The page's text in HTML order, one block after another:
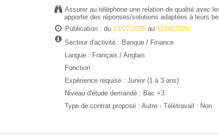
Assurer au téléphone une relation de qualité avec
apporter des réponses/solutions adaptées à leurs
Publication : du 13/07/2026au 11/08/2026
Secteur d'activité : Banque / Finance
Langue : Français / Anglais
Fonction :
Expérience requise : Junior (1 à 3 ans)
Niveau d'étude demandé : Bac +3
Type de contrat proposé : Autre- Télétravail : Non